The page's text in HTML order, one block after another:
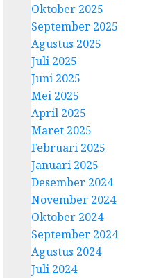
Oktober 2025
September 2025
Agustus 2025
Juli 2025
Juni 2025
Mei 2025
April 2025
Maret 2025
Februari 2025
Januari 2025
Desember 2024
November 2024
Oktober 2024
September 2024
Agustus 2024
Juli 2024